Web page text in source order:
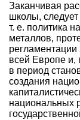
Заканчивая
школы, следует
т. е. политика
металлов,
регламентации
всей Европе и,
в период
создания
национальных